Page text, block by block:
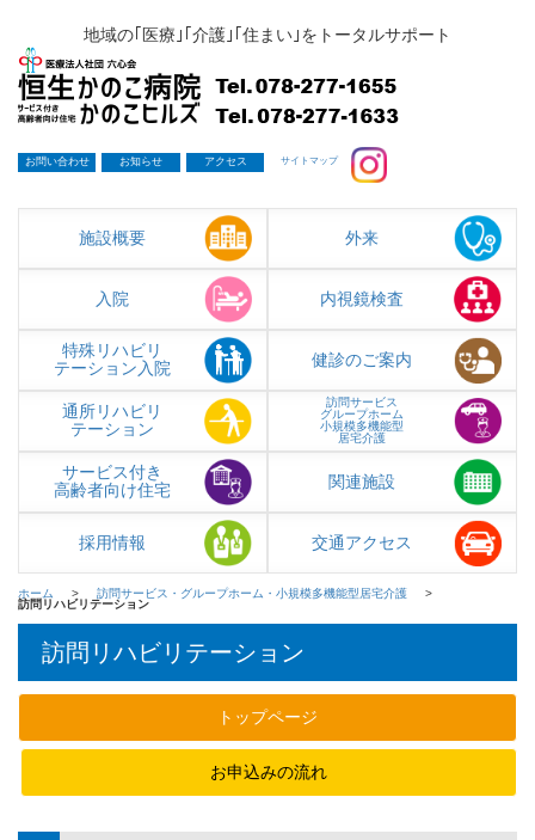
地域の｢医療｣｢介護｣｢住まい｣をトータルサポート
お問い合わせ お知らせ アクセス サイトマップ
施設概要 外来
入院 内視鏡検査
特殊リハビリ
テーション入院
健診のご案内
通所リハビリ
テーション
訪問サービス
グループホーム
小規模多機能型
居宅介護
サービス付き
高齢者向け住宅
関連施設
採用情報 交通アクセス
ホーム
訪問サービス・グループホーム・小規模多機能型居宅介護
訪問リハビリテーション
訪問リハビリテーション
トップページ
お申込みの流れ